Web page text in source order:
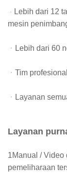
ᆞ Lebih dari 12
mesin
ᆞLebih dari 60
ᆞTim
ᆞLayanan
Layanan
1Manual / Video
pemeliharaan